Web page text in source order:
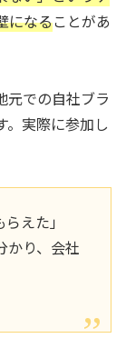
になることがあ
元での自社ブラ
。実際に参加し
えた」
かり、会社